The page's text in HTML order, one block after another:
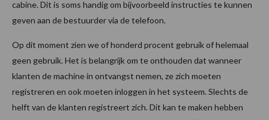
cabine. Dit is soms handig om bijvoorbeeld instructies te kunnen
geven aan de bestuurder via de telefoon.
Op dit moment zien we of honderd procent gebruik of helemaal
geen gebruik. Het is belangrijk om te onthouden dat wanneer
klanten de machine in ontvangst nemen, ze zich moeten
registreren en ook moeten inloggen in het systeem. Slechts de
helft van de klanten registreert zich. Dit kan te maken hebben